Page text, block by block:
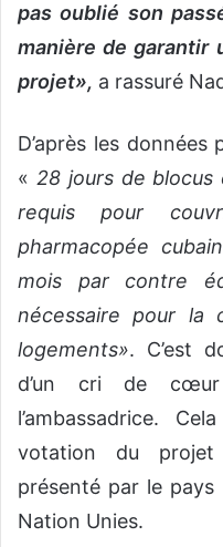
pas oublié son
manière de garantir
projet», a rassuré
D’après les données
« 28 jours de
requis pour
pharmacopée
mois par contre
nécessaire pour la
logements». C’est
d’un cri de
l’ambassadrice.
votation du
présenté par le pays
Nation Unies.